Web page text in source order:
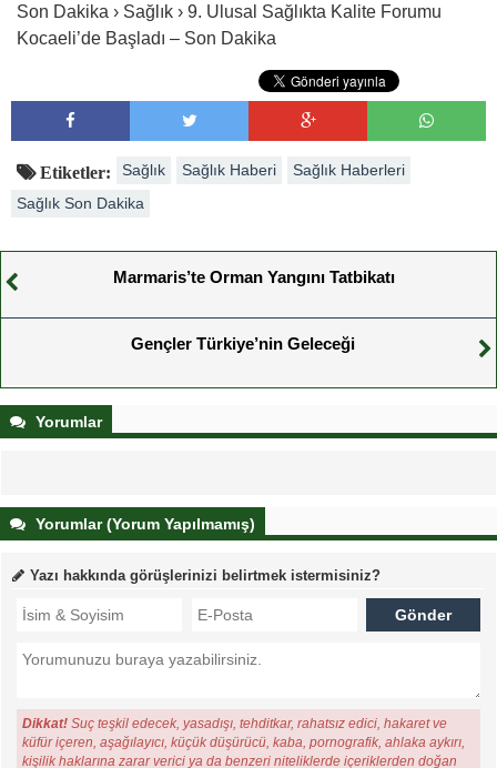
Son Dakika › Sağlık › 9. Ulusal Sağlıkta Kalite Forumu
Kocaeli’de Başladı – Son Dakika
Etiketler: Sağlık Sağlık Haberi
Sağlık Haberleri
Sağlık Son Dakika
Marmaris’te Orman Yangını Tatbikatı
Gençler Türkiye’nin Geleceği
Yorumlar
Yorumlar (Yorum Yapılmamış)
Yazı hakkında görüşlerinizi belirtmek istermisiniz?
Dikkat! Suç teşkil edecek, yasadışı, tehditkar, rahatsız edici, hakaret ve
küfür içeren, aşağılayıcı, küçük düşürücü, kaba, pornografik, ahlaka aykırı,
kişilik haklarına zarar verici ya da benzeri niteliklerde içeriklerden doğan